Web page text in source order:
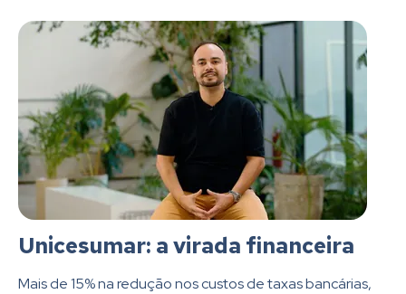
Unicesumar: a virada financeira
Mais de 15% na redução nos custos de taxas bancárias,